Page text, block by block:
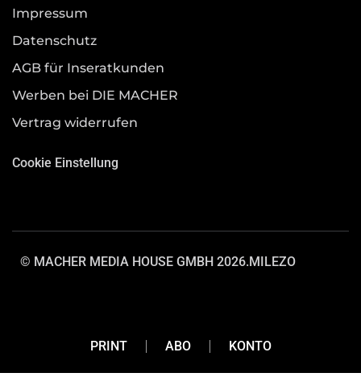
Impressum
Datenschutz
AGB für Inseratkunden
Werben bei DIE MACHER
Vertrag widerrufen
Cookie Einstellung
© MACHER MEDIA HOUSE GMBH 2026.MILEZO
PRINT ABO KONTO